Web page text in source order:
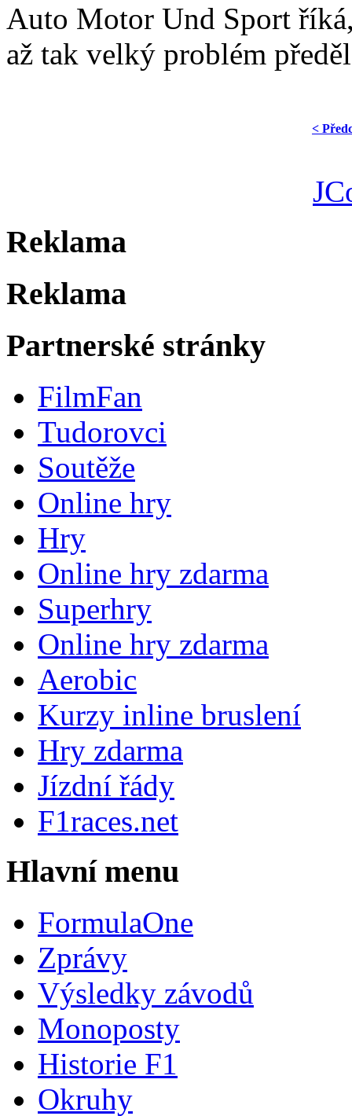
Auto Motor Und Sport
až tak velký problém
<
Reklama
Reklama
Partnerské stránky
FilmFan
Tudorovci
Soutěže
Online hry
Hry
Online hry zdarma
Superhry
Online hry zdarma
Aerobic
Kurzy inline bruslení
Hry zdarma
Jízdní řády
F1races.net
Hlavní menu
FormulaOne
Zprávy
Výsledky závodů
Monoposty
Historie F1
Okruhy